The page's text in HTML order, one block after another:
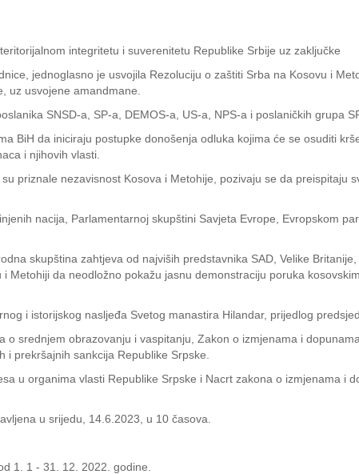
integritetu i suverenitetu Republike Srbije uz zaključke
jednoglasno je usvojila Rezoluciju o zaštiti Srba na Kosovu i
uz usvojene amandmane.
SNSD-a, SP-a, DEMOS-a, US-a, NPS-a i poslaničkih grupa
BiH da iniciraju postupke donošenja odluka kojima će se osuditi
i njihovih vlasti.
priznale nezavisnost Kosova i Metohije, pozivaju se da preispitaju
nacija, Parlamentarnoj skupštini Savjeta Evrope, Evropskom
skupština zahtjeva od najviših predstavnika SAD, Velike
da neodložno pokažu jasnu demonstraciju poruka
i istorijskog nasljeđa Svetog manastira Hilandar, prijedlog
srednjem obrazovanju i vaspitanju, Zakon o izmjenama i
prekršajnih sankcija Republike Srpske.
u organima vlasti Republike Srpske i Nacrt zakona o izmjenama i
u srijedu, 14.6.2023, u 10 časova.
1. 1 - 31. 12. 2022. godine.